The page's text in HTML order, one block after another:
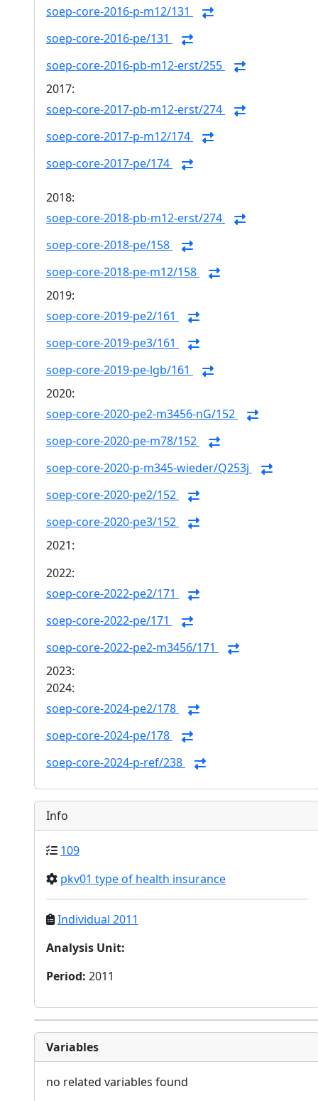
soep-core-2016-p-m12/131
soep-core-2016-pe/131
soep-core-2016-pb-m12-erst/255
2017:
soep-core-2017-pb-m12-erst/274
soep-core-2017-p-m12/174
soep-core-2017-pe/174
2018:
soep-core-2018-pb-m12-erst/274
soep-core-2018-pe/158
soep-core-2018-pe-m12/158
2019:
soep-core-2019-pe2/161
soep-core-2019-pe3/161
soep-core-2019-pe-lgb/161
2020:
soep-core-2020-pe2-m3456-nG/152
soep-core-2020-pe-m78/152
soep-core-2020-p-m345-wieder/Q253j
soep-core-2020-pe2/152
soep-core-2020-pe3/152
2021:
2022:
soep-core-2022-pe2/171
soep-core-2022-pe/171
soep-core-2022-pe2-m3456/171
2023:
2024:
soep-core-2024-pe2/178
soep-core-2024-pe/178
soep-core-2024-p-ref/238
Info
109
pkv01 type of health insurance
Individual 2011
Analysis Unit:
Period: 2011
Variables
no related variables found